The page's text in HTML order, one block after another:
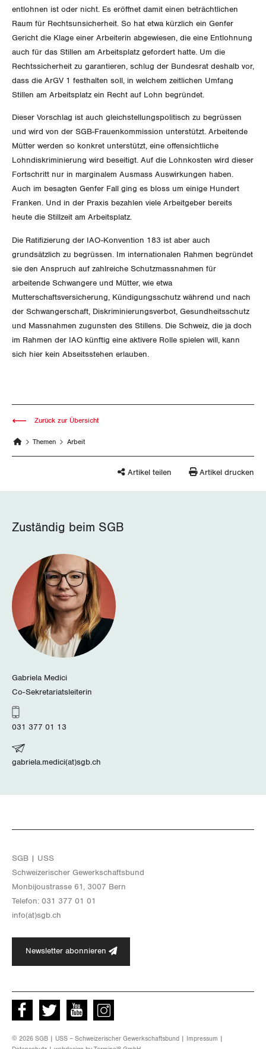
Kommunikation und Medien
International
Schweiz
Landesstreik
SERVICE
GEWERKSCHAFTSMITGLIED WERDEN
DER SGB
WIR ÜBER UNS
GREMIEN
Feministische Kommission
Jugendkommission
Migrationskommission
ZENTRALSEKRETARIAT
KANTONALE BÜNDE
Aargau
Beide Basel
Bern
Freiburg
Genf
Graubünden
Neuenburg
Schaffhausen
Schwyz
St. Gallen-Appenzell
Solothurn
Wallis
Medien
Publikationen
Artikel
Medienmitteilungen
Vernehmlassungen
Blog
Der Europa-Blog
Kontakt
entlohnen ist oder nicht. Es eröffnet damit einen beträchtlichen
Raum für Rechtsunsicherheit. So hat etwa kürzlich ein Genfer
Gericht die Klage einer Arbeiterin abgewiesen, die eine Entlohnung
auch für das Stillen am Arbeitsplatz gefordert hatte. Um die
Rechtssicherheit zu garantieren, schlug der Bundesrat deshalb vor,
dass die ArGV 1 festhalten soll, in welchem zeitlichen Umfang
Stillen am Arbeitsplatz ein Recht auf Lohn begründet.
Dieser Vorschlag ist auch gleichstellungspolitisch zu begrüssen
und wird von der SGB-Frauenkommission unterstützt. Arbeitende
Mütter werden so konkret unterstützt, eine offensichtliche
Lohndiskriminierung wird beseitigt. Auf die Lohnkosten wird dieser
Fortschritt nur in marginalem Ausmass Auswirkungen haben.
Auch im besagten Genfer Fall ging es bloss um einige Hundert
Franken. Und in der Praxis bezahlen viele Arbeitgeber bereits
heute die Stillzeit am Arbeitsplatz.
Die Ratifizierung der IAO-Konvention 183 ist aber auch
grundsätzlich zu begrüssen. Im internationalen Rahmen begründet
sie den Anspruch auf zahlreiche Schutzmassnahmen für
arbeitende Schwangere und Mütter, wie etwa
Mutterschaftsversicherung, Kündigungsschutz während und nach
der Schwangerschaft, Diskriminierungsverbot, Gesundheitsschutz
und Massnahmen zugunsten des Stillens. Die Schweiz, die ja doch
im Rahmen der IAO künftig eine aktivere Rolle spielen will, kann
sich hier kein Abseitsstehen erlauben.
Themen Arbeit
Zurück zur Übersicht
Artikel teilen Artikel drucken
Zuständig beim SGB
Gabriela Medici
Co-Sekretariatsleiterin
031 377 01 13
gabriela.medici(at)sgb.ch
SGB | USS
Schwei­ze­ri­scher Ge­werk­schafts­bund
Mon­bi­joustras­se 61, 3007 Bern
Te­le­fon: 031 377 01 01
info(at)​sgb.​ch
Newsletter abonnieren
Facebook Twitter Youtube instagram
© 2026 SGB | USS – Schweizerischer Gewerkschaftsbund | Impressum